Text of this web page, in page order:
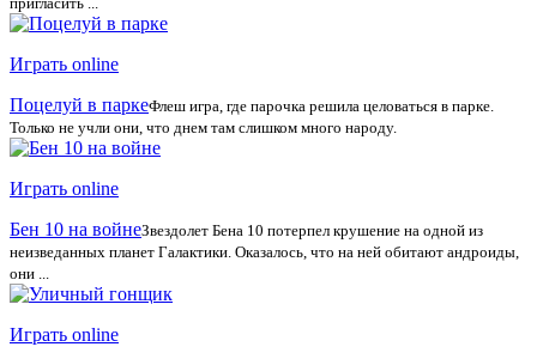
Играть online
Поцелуй в паркеФлеш игра, где парочка решила целоваться в парке.
Только не учли они, что днем там слишком много народу.
Играть online
Бен 10 на войнеЗвездолет Бена 10 потерпел крушение на одной из
неизведанных планет Галактики. Оказалось, что на ней обитают андроиды,
они ...
Играть online